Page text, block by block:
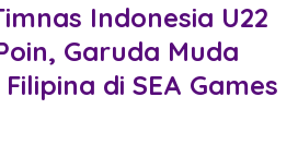
Indonesia U22
Garuda Muda
di SEA Games